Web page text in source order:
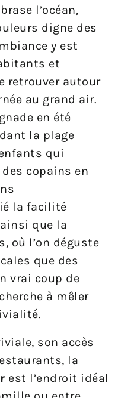
l’océan,
digne des
y est
et
retrouver autour
au grand air.
en été
la plage
qui
copains en
la facilité
que la
où l’on déguste
que des
vrai coup de
à mêler
son accès
la
est l’endroit idéal